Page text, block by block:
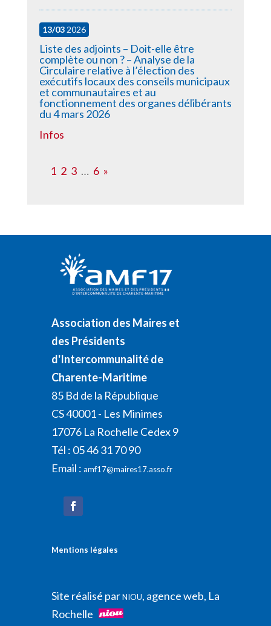
13/032026
Liste des adjoints – Doit-elle être
complète ou non ? – Analyse de la
Circulaire relative à l’élection des
exécutifs locaux des conseils municipaux
et communautaires et au
fonctionnement des organes délibérants
du 4 mars 2026
Infos
1 2 3 … 6 »
Association des Maires et
des Présidents
d'Intercommunalité de
Charente-Maritime
85 Bd de la République
CS 40001 - Les Minimes
17076 La Rochelle Cedex 9
Tél : 05 46 31 70 90
Email : amf17@maires17.asso.fr
Mentions légales
Site réalisé parNIOU, agence web, La
Rochelle